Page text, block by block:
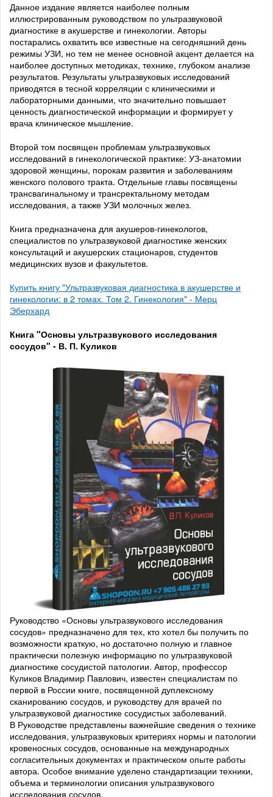
Данное издание является наиболее полным
иллюстрированным руководством по ультразвуковой
диагностике в акушерстве и гинекологии. Авторы
постарались охватить все известные на сегодняшний день
режимы УЗИ, но тем не менее основной акцент делается на
наиболее доступных методиках, технике, глубоком анализе
результатов. Результаты ультразвуковых исследований
приводятся в тесной корреляции с клиническими и
лабораторными данными, что значительно повышает
ценность диагностической информации и формирует у
врача клиническое мышление.
Второй том посвящен проблемам ультразвуковых
исследований в гинекологической практике: УЗ-анатомии
здоровой женщины, порокам развития и заболеваниям
женского полового тракта. Отдельные главы посвящены
трансвагинальному и трансректальному методам
исследования, а также УЗИ молочных желез.
Книга предназначена для акушеров-гинекологов,
специалистов по ультразвуковой диагностике женских
консультаций и акушерских стационаров, студентов
медицинских вузов и факультетов.
Купить книгу "Ультразвуковая диагностика в акушерстве и
гинекологии: в 2 томах. Том 2. Гинекология" - Мерц
Эберхард
Книга "Основы ультразвукового исследования
сосудов" - В. П. Куликов
Руководство «Основы ультразвукового исследования
сосудов» предназначено для тех, кто хотел бы получить по
возможности краткую, но достаточно полную и главное
практически полезную информацию по ультразвуковой
диагностике сосудистой патологии. Автор, профессор
Куликов Владимир Павлович, известен специалистам по
первой в России книге, посвященной дуплексному
сканированию сосудов, и руководству для врачей по
ультразвуковой диагностике сосудистых заболеваний.
В Руководстве представлены важнейшие сведения о технике
исследования, ультразвуковых критериях нормы и патологии
кровеносных сосудов, основанные на международных
согласительных документах и практическом опыте работы
автора. Особое внимание уделено стандартизации техники,
объема и терминологии описания ультразвукового
исследования сосудов.